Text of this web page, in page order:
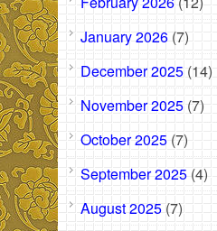
January 2026 (7)
December 2025 (14)
November 2025 (7)
October 2025 (7)
September 2025 (4)
August 2025 (7)